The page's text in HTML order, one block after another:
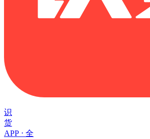
识
货
APP ⋅ 全